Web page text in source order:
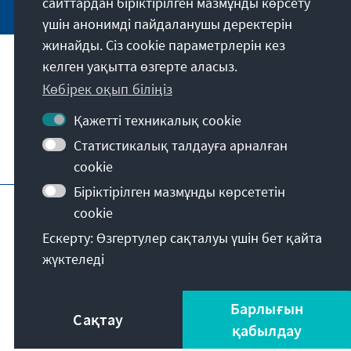
Біздің миссиямыз
Байланыс ақпараты
Қордың қосымша ұсыныстары
Шығыс деректер
Деректерді қорғау
Erklärung zur Barrierefreiheit
Barriere melden
© Konrad-Adenauer-Stiftung e.V. 2026
үшін анонимді пайдаланушы деректерін
жинайды. Сіз cookie параметрлерін кез
келген уақытта өзгерте аласыз.
Көбірек оқып біліңіз
Қажетті техникалық cookie
Статистикалық талдауға арналған
cookie
Біріктірілген мазмұнды көрсететін
cookie
Ескерту: Өзгертулер сақталуы үшін бет қайта
жүктеледі
Сақтау
Барлығын
қабылдау